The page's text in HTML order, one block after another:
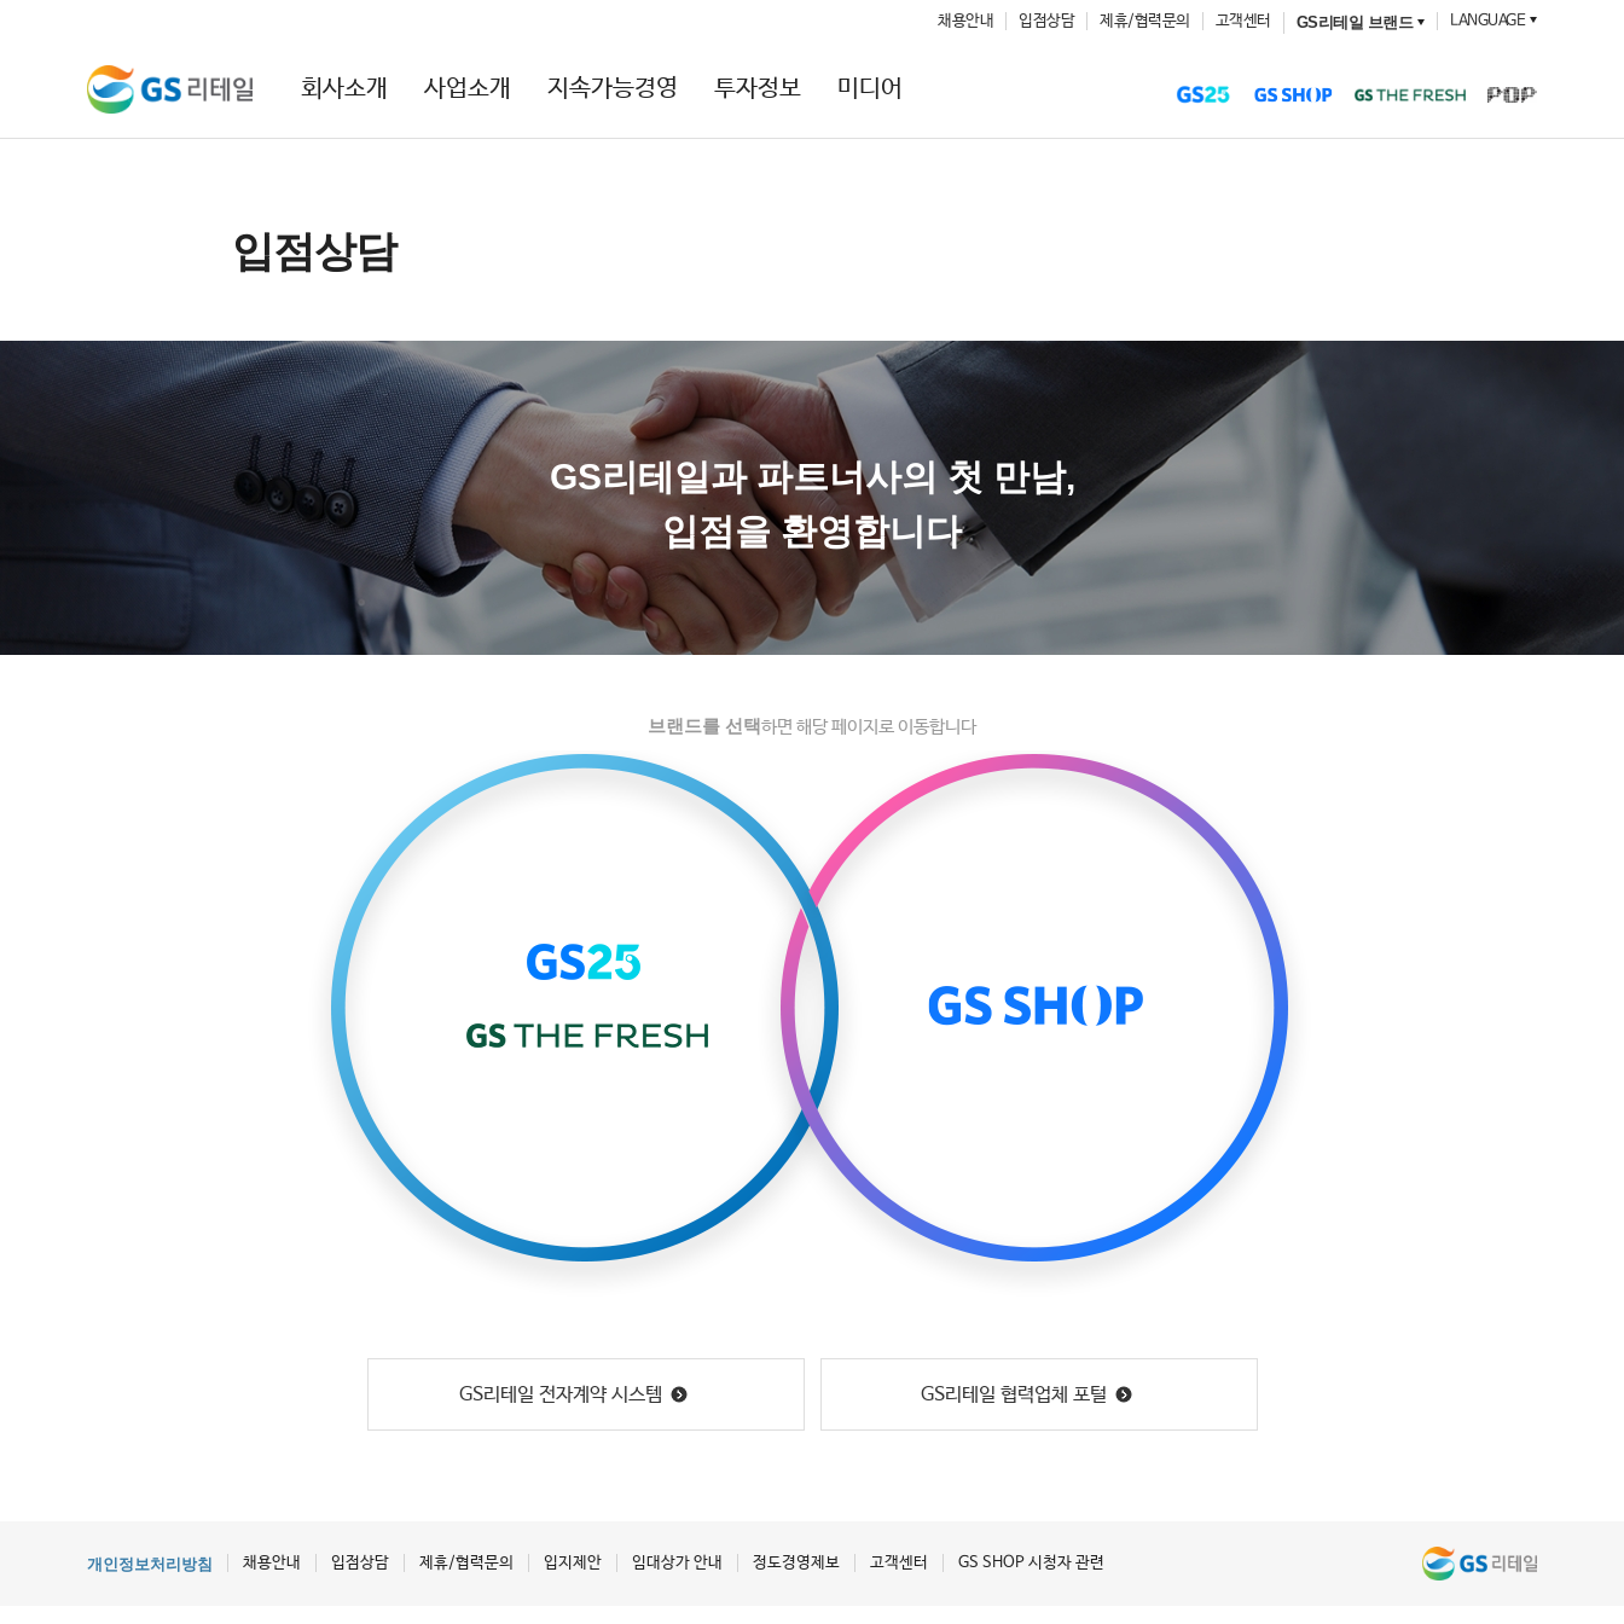
회사소개 사업소개 지속가능경영 투자정보 미디어
채용안내 입점상담 제휴/협력문의 고객센터 GS리테일 브랜드 LANGUAGE
입점상담
GS리테일과 파트너사의 첫 만남,
입점을 환영합니다
브랜드를 선택하면 해당 페이지로 이동합니다
GS리테일 전자계약 시스템 GS리테일 협력업체 포털
개인정보처리방침 채용안내 입점상담 제휴/협력문의 입지제안 임대상가 안내 정도경영제보 고객센터 GS SHOP 시청자 관련